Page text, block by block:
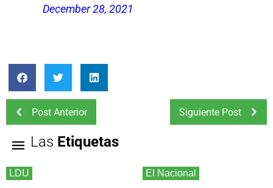
December 28, 2021
Post Anterior Siguiente Post
Las Etiquetas
LDU El Nacional